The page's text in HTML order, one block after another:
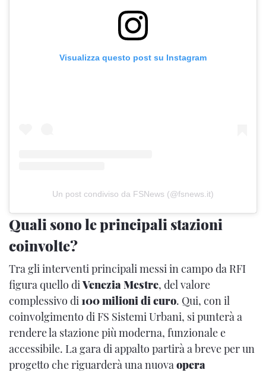
Visualizza questo post su Instagram
Un post condiviso da FSNews (@fsnews.it)
Quali sono le principali stazioni
coinvolte?
Tra gli interventi principali messi in campo da RFI
figura quello diVenezia Mestre, del valore
complessivo di100 milioni di euro. Qui, con il
coinvolgimento di FS Sistemi Urbani, si punterà a
rendere la stazione più moderna, funzionale e
accessibile. La gara di appalto partirà a breve per un
progetto che riguarderà una nuovaopera